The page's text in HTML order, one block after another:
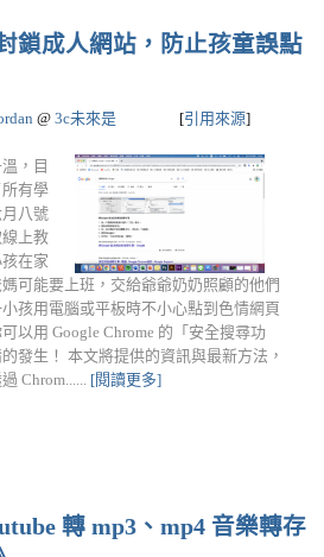
鎖成人網站，防止孩童誤點
@ 3c未來是 [引用來源]
，目
有學
八號
上教
在家
可能要上班，交給爺爺奶奶照顧的他們
孩用電腦或平板時不小心點到色情網頁
以用 Google Chrome 的「安全搜尋功
發生！ 本文將提供的資訊與最新方法，
Chrom...... [閱讀更多]
轉 mp3、mp4 音樂轉存